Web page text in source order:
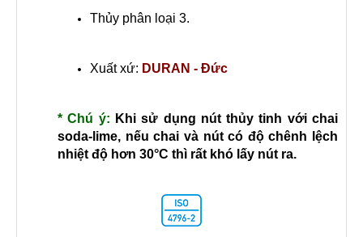
Thủy phân loại 3.
Xuất xứ: DURAN - Đức
* Chú ý: Khi sử dụng nút thủy tinh với chai
soda-lime, nếu chai và nút có độ chênh lệch
nhiệt độ hơn 30°C thì rất khó lấy nút ra.